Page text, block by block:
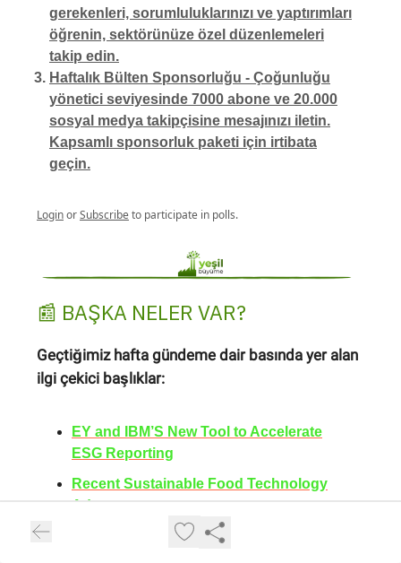
gerekenleri, sorumluluklarınızı ve yaptırımları
öğrenin, sektörünüze özel düzenlemeleri
takip edin.
Haftalık Bülten Sponsorluğu - Çoğunluğu
yönetici seviyesinde 7000 abone ve 20.000
sosyal medya takipçisine mesajınızı iletin.
Kapsamlı sponsorluk paketi için irtibata
geçin.
LoginorSubscribeto participate in polls.
📰 BAŞKA NELER VAR?
Geçtiğimiz hafta gündeme dair basında yer alan
ilgi çekici başlıklar:
EY and IBM’S New Tool to Accelerate
ESG Reporting
Recent Sustainable Food Technology
Advancements
Europe Unprepared For Climate Risks,